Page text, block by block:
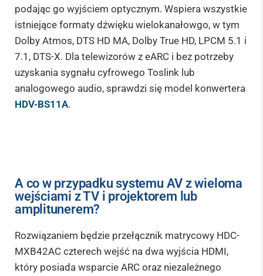
podając go wyjściem optycznym. Wspiera wszystkie
istniejące formaty dźwięku wielokanałowgo, w tym
Dolby Atmos, DTS HD MA, Dolby True HD, LPCM 5.1 i
7.1, DTS-X. Dla telewizorów z eARC i bez potrzeby
uzyskania sygnału cyfrowego Toslink lub
analogowego audio, sprawdzi się model konwertera
HDV-BS11A.
A co w przypadku systemu AV z wieloma
wejściami z TV i projektorem lub
amplitunerem?
Rozwiązaniem będzie przełącznik matrycowy HDC-
MXB42AC czterech wejść na dwa wyjścia HDMI,
który posiada wsparcie ARC oraz niezależnego